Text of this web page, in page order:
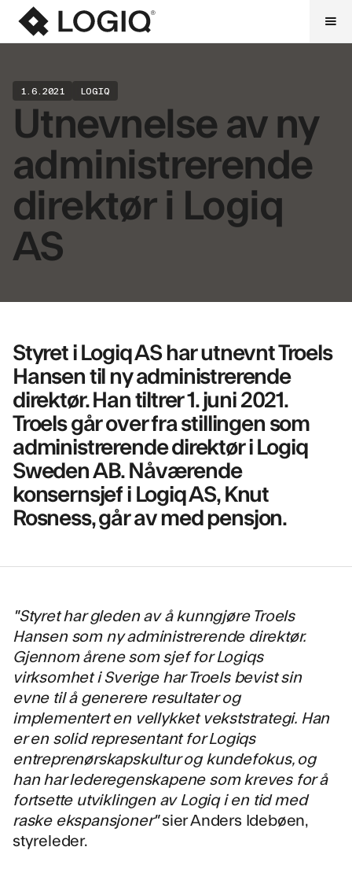
1.6.2021 LOGIQ
Utnevnelse av ny
administrerende
direktør i Logiq
AS
Styret i Logiq AS har utnevnt Troels
Hansen til ny administrerende
direktør. Han tiltrer 1. juni 2021.
Troels går over fra stillingen som
administrerende direktør i Logiq
Sweden AB. Nåværende
konsernsjef i Logiq AS, Knut
Rosness, går av med pensjon.
"Styret har gleden av å kunngjøre Troels
Hansen som ny administrerende direktør.
Gjennom årene som sjef for Logiqs
virksomhet i Sverige har Troels bevist sin
evne til å generere resultater og
implementert en vellykket vekststrategi. Han
er en solid representant for Logiqs
entreprenørskapskultur og kundefokus, og
han har lederegenskapene som kreves for å
fortsette utviklingen av Logiq i en tid med
raske ekspansjoner"sier Anders Idebøen,
styreleder.